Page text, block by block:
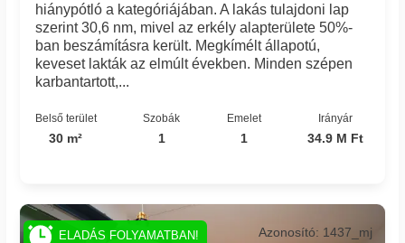
hiánypótló a kategóriájában. A lakás tulajdoni lap
szerint 30,6 nm, mivel az erkély alapterülete 50%-
ban beszámításra került. Megkímélt állapotú,
keveset lakták az elmúlt években. Minden szépen
karbantartott,...
Belső terület
30 m²
Szobák
1
Emelet
1
Irányár
34.9 M Ft
Azonosító: 1437_mj
ELADÁS FOLYAMATBAN!